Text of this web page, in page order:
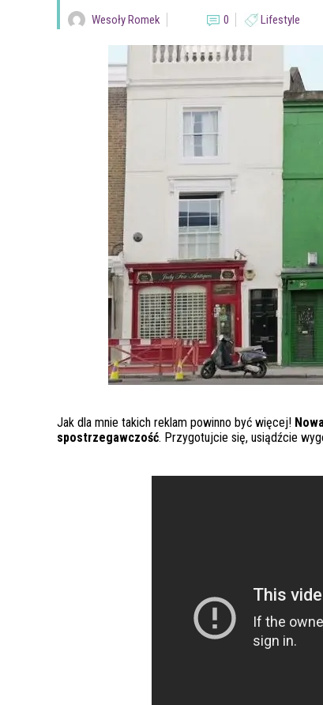
Wesoły Romek 0 Lifestyle
Jak dla mnie takich reklam powinno być więcej!
spostrzegawczość. Przygotujcie się, usiądźcie